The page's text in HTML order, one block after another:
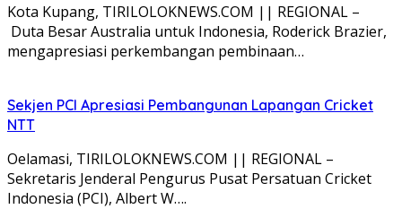
Kota Kupang, TIRILOLOKNEWS.COM || REGIONAL –
Duta Besar Australia untuk Indonesia, Roderick Brazier,
mengapresiasi perkembangan pembinaan…
Sekjen PCI Apresiasi Pembangunan Lapangan Cricket
NTT
Oelamasi, TIRILOLOKNEWS.COM || REGIONAL –
Sekretaris Jenderal Pengurus Pusat Persatuan Cricket
Indonesia (PCI), Albert W….